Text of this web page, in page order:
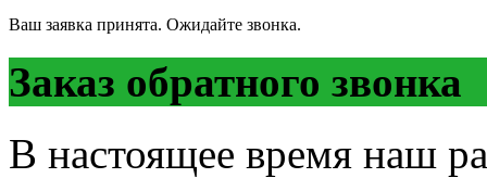
Ваш заявка принята. Ожидайте звонка.
Заказ обратного звонка
В настоящее время наш